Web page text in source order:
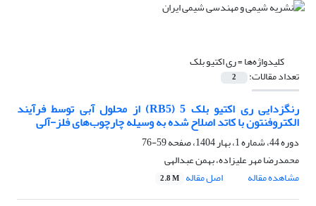
کلیدواژه‌ها =ری اکتیو بلک
تعداد مقالات: 2
رنگزدایی ری اکتیو بلک 5 (RB5) از محلول آبی توسط فرآیند
الکتروفنتون با کاتد اصلاح شده به وسیله چارچوب‌های فلز-آلی
دوره 44، شماره 1، بهار 1404، صفحه
59-76
محمدرضا مهر علیزاده، بهمن عبدالهی
مشاهده مقاله
اصل مقاله 2.8 M